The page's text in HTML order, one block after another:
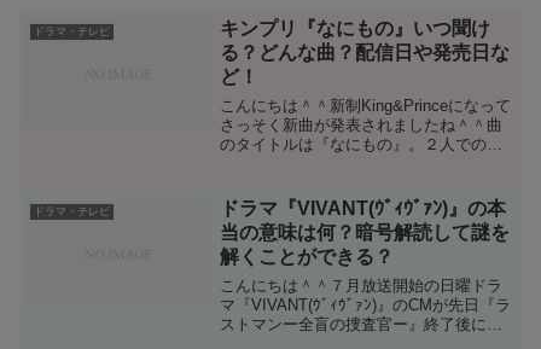
ドラマ・テレビ
キンプリ『なにもの』いつ聞け
る？どんな曲？配信日や発売日な
ど！
こんにちは＾＾新制King&Princeになって
さっそく新曲が発表されましたね＾＾曲
のタイトルは『なにもの』。２人での再
りも先に聞けるのはいつなのか、どんな
曲なのかな...
ドラマ・テレビ
ドラマ『VIVANT(ｳﾞｨｳﾞｧﾝ)』の本
当の意味は何？暗号解読して謎を
解くことができる？
こんにちは＾＾７月放送開始の日曜ドラ
マ『VIVANT(ｳﾞｨｳﾞｧﾝ)』のCMが先日『ラ
ストマンー全盲の捜査官ー』終了後に流